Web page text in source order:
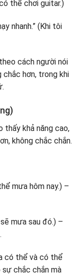
thể chơi guitar.)
nhanh.” (Khi tôi
cách người nói
hơn, trong khi
thấy khả năng cao,
không chắc chắn.
mưa hôm nay.) –
mưa sau đó.) –
có thể và có thể
chắc chắn mà